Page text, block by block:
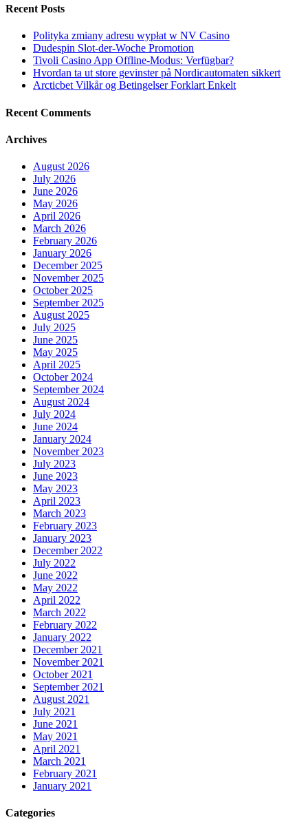
Recent Posts
Polityka zmiany adresu wypłat w NV Casino
Dudespin Slot-der-Woche Promotion
Tivoli Casino App Offline-Modus: Verfügbar?
Hvordan ta ut store gevinster på Nordicautomaten sikkert
Arcticbet Vilkår og Betingelser Forklart Enkelt
Recent Comments
Archives
August 2026
July 2026
June 2026
May 2026
April 2026
March 2026
February 2026
January 2026
December 2025
November 2025
October 2025
September 2025
August 2025
July 2025
June 2025
May 2025
April 2025
October 2024
September 2024
August 2024
July 2024
June 2024
January 2024
November 2023
July 2023
June 2023
May 2023
April 2023
March 2023
February 2023
January 2023
December 2022
July 2022
June 2022
May 2022
April 2022
March 2022
February 2022
January 2022
December 2021
November 2021
October 2021
September 2021
August 2021
July 2021
June 2021
May 2021
April 2021
March 2021
February 2021
January 2021
Categories